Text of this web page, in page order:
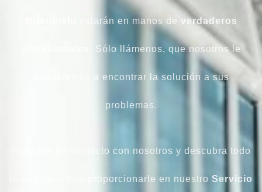
estarán en manos de verdaderos
. Sólo llámenos, que nosotros le
ayudaremos a encontrar la solución a sus
problemas.
Póngase en contacto con nosotros y descubra todo
lo que podemos proporcionarle en nuestro Servicio